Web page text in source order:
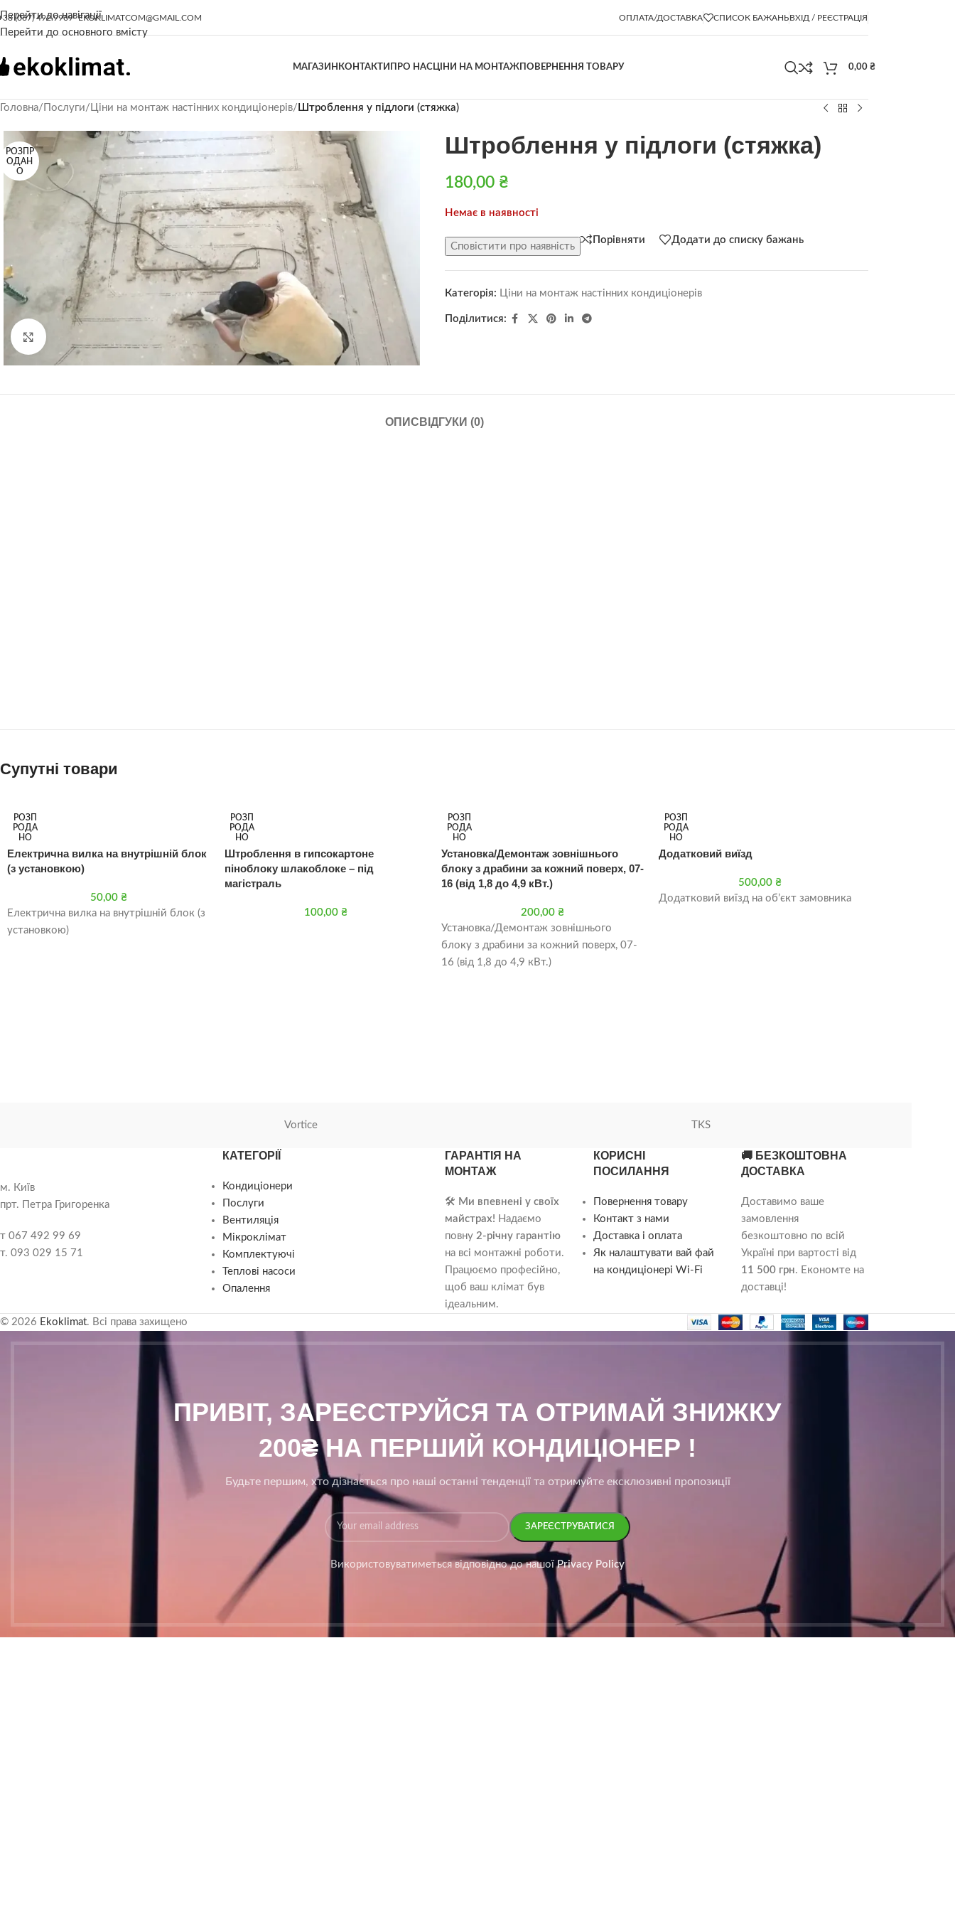
Перейти до навігації
Перейти до основного вмісту
(067) 492 9969 EKOKLIMATCOM@GMAIL.COM ОПЛАТА/ДОСТАВКА СПИСОК БАЖАНЬВХІД / РЕЄСТРАЦІЯ
МАГАЗИН КОНТАКТИ ПРО НАСЦІНИ НА МОНТАЖПОВЕРНЕННЯ ТОВАРУ 0,00 ₴
Головна/ Послуги/ Ціни на монтаж настінних кондиціонерів/ Штроблення у підлоги (стяжка)
РОЗПР
ОДАН
О
Штроблення у підлоги (стяжка)
180,00 ₴
Немає в наявності
Сповістити про наявність
Порівняти Додати до списку бажань
Категорія: Ціни на монтаж настінних кондиціонерів
Поділитися:
ОПИС ВІДГУКИ (0)
Супутні товари
РОЗП
РОДА
НО
Електрична вилка на внутрішній блок
(з установкою)
50,00 ₴
Електрична вилка на внутрішній блок (з
установкою)
РОЗП
РОДА
НО
Штроблення в гипсокартоне
піноблоку шлакоблоке – під
магістраль
100,00 ₴
РОЗП
РОДА
НО
Установка/Демонтаж зовнішнього
блоку з драбини за кожний поверх, 07-
16 (від 1,8 до 4,9 кВт.)
200,00₴
Установка/Демонтаж зовнішнього
блоку з драбини за кожний поверх, 07-
16 (від 1,8 до 4,9 кВт.)
РОЗП
РОДА
НО
Додатковий виїзд
500,00 ₴
Додатковий виїзд на об’єкт замовника
Vortice TKS
м. Київ
прт. Петра Григоренка
т 067 492 99 69
т. 093 029 15 71
КАТЕГОРІЇ
Кондиціонери
Послуги
Вентиляція
Мікроклімат
Комплектуючі
Теплові насоси
Опалення
ГАРАНТІЯ НА
МОНТАЖ
🛠️ Ми впевнені у своїх
майстрах! Надаємо
повну 2-річну гарантію
на всі монтажні роботи.
Працюємо професійно,
щоб ваш клімат був
ідеальним.
КОРИСНІ
ПОСИЛАННЯ
Повернення товару
Контакт з нами
Доставка і оплата
Як налаштувати вай фай
на кондиціонері Wi-Fi
🚚 БЕЗКОШТОВНА
ДОСТАВКА
Доставимо ваше
замовлення
безкоштовно по всій
Україні при вартості від
11 500 грн. Економте на
доставці!
© 2026 Ekoklimat. Всі права захищено
ПРИВІТ, ЗАРЕЄСТРУЙСЯ ТА ОТРИМАЙ ЗНИЖКУ
200₴ НА ПЕРШИЙ КОНДИЦІОНЕР !
Будьте першим, хто дізнається про наші останні тенденції та отримуйте ексклюзивні пропозиції
Використовуватиметься відповідно до нашоїPrivacy Policy